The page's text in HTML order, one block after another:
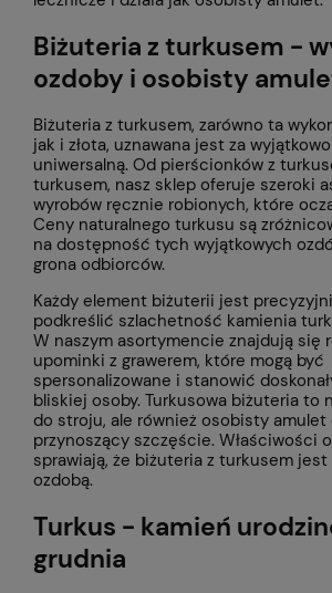
Biżuteria z turkusem -
ozdoby i osobisty
Biżuteria z turkusem, zarówno ta
jak i złota, uznawana jest za
uniwersalną. Od pierścionków z
turkusem, nasz sklep oferuje szeroki
wyrobów ręcznie robionych, które
Ceny naturalnego turkusu są
na dostępność tych wyjątkowych
grona odbiorców.
Każdy element biżuterii jest
podkreślić szlachetność kamienia
W naszym asortymencie znajdują się
upominki z grawerem, które mogą być
spersonalizowane i stanowić
bliskiej osoby. Turkusowa biżuteria to
do stroju, ale również osobisty
przynoszący szczęście. Właściwości
sprawiają, że biżuteria z turkusem
ozdobą.
Turkus - kamień
grudnia